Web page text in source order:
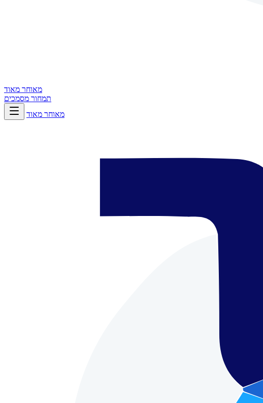
מאוחר מאוד
תמחור מסמכים
מאוחר מאוד